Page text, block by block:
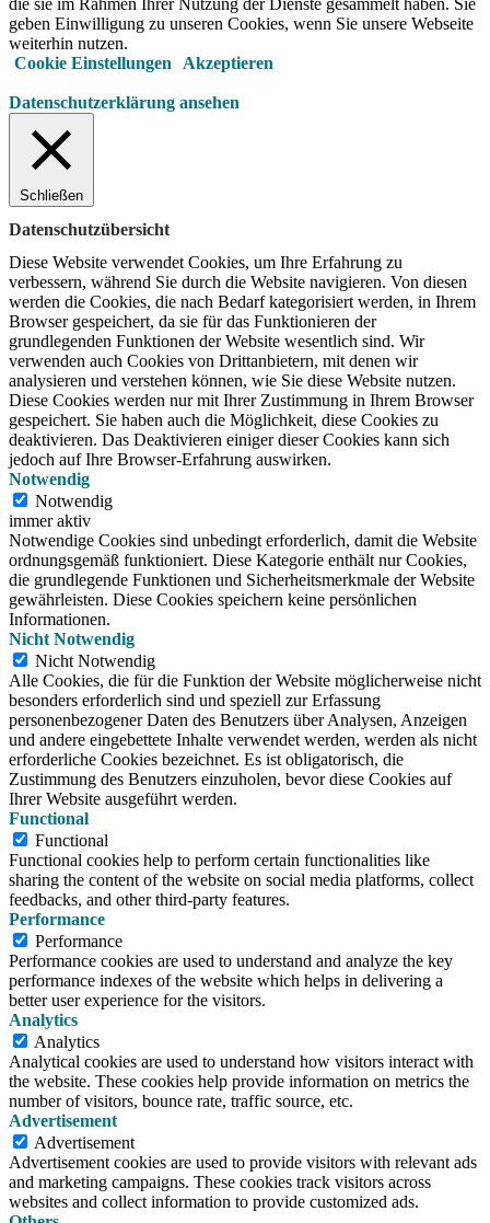
die sie im Rahmen Ihrer Nutzung der Dienste gesammelt haben. Sie
geben Einwilligung zu unseren Cookies, wenn Sie unsere Webseite
weiterhin nutzen.
Cookie Einstellungen
Akzeptieren
Datenschutzerklärung ansehen
Schließen
Datenschutzübersicht
Diese Website verwendet Cookies, um Ihre Erfahrung zu
verbessern, während Sie durch die Website navigieren. Von diesen
werden die Cookies, die nach Bedarf kategorisiert werden, in Ihrem
Browser gespeichert, da sie für das Funktionieren der
grundlegenden Funktionen der Website wesentlich sind. Wir
verwenden auch Cookies von Drittanbietern, mit denen wir
analysieren und verstehen können, wie Sie diese Website nutzen.
Diese Cookies werden nur mit Ihrer Zustimmung in Ihrem Browser
gespeichert. Sie haben auch die Möglichkeit, diese Cookies zu
deaktivieren. Das Deaktivieren einiger dieser Cookies kann sich
jedoch auf Ihre Browser-Erfahrung auswirken.
Notwendig
Notwendig
immer aktiv
Notwendige Cookies sind unbedingt erforderlich, damit die Website
ordnungsgemäß funktioniert. Diese Kategorie enthält nur Cookies,
die grundlegende Funktionen und Sicherheitsmerkmale der Website
gewährleisten. Diese Cookies speichern keine persönlichen
Informationen.
Nicht Notwendig
Nicht Notwendig
Alle Cookies, die für die Funktion der Website möglicherweise nicht
besonders erforderlich sind und speziell zur Erfassung
personenbezogener Daten des Benutzers über Analysen, Anzeigen
und andere eingebettete Inhalte verwendet werden, werden als nicht
erforderliche Cookies bezeichnet. Es ist obligatorisch, die
Zustimmung des Benutzers einzuholen, bevor diese Cookies auf
Ihrer Website ausgeführt werden.
Functional
Functional
Functional cookies help to perform certain functionalities like
sharing the content of the website on social media platforms, collect
feedbacks, and other third-party features.
Performance
Performance
Performance cookies are used to understand and analyze the key
performance indexes of the website which helps in delivering a
better user experience for the visitors.
Analytics
Analytics
Analytical cookies are used to understand how visitors interact with
the website. These cookies help provide information on metrics the
number of visitors, bounce rate, traffic source, etc.
Advertisement
Advertisement
Advertisement cookies are used to provide visitors with relevant ads
and marketing campaigns. These cookies track visitors across
websites and collect information to provide customized ads.